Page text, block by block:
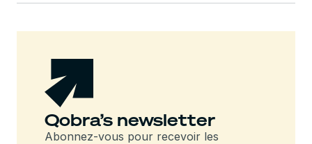
Qobra’s newsletter
Abonnez-vous pour recevoir les